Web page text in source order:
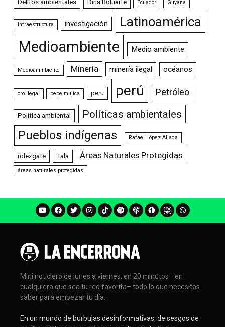
Delitos ambientales Dina Boluarte Ecuador Guyana
Infraestructura investigación Latinoamérica
Medioambiente Medio ambiente
Medioammbiente Minería minería ilegal océanos
oro ilegal pepe mujica peru perú Petróleo
Política ambiental Políticas ambientales
Pueblos indígenas Rafael López Aliaga
rolexgate Tala Áreas Naturales Protegidas
áreas naturales protegidas
Mini noticiero de lunes a viernes, en 20 minutos –en
cualquiera que sea tu red favorita– todo lo que necesitas
saber para empezar tu día.
En un mundo de burbujas desinformativas, de sesgos de